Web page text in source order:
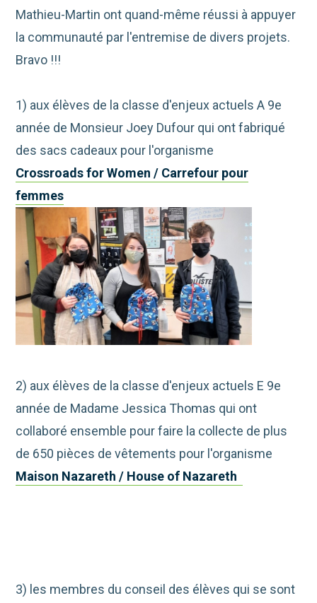
Mathieu-Martin ont quand-même réussi à appuyer
la communauté par l'entremise de divers projets.
Bravo !!!
1) aux élèves de la classe d'enjeux actuels A 9e
année de Monsieur Joey Dufour qui ont fabriqué
des sacs cadeaux pour l'organisme
Crossroads for Women / Carrefour pour
femmes
2) aux élèves de la classe d'enjeux actuels E 9e
année de Madame Jessica Thomas qui ont
collaboré ensemble pour faire la collecte de plus
de 650 pièces de vêtements pour l'organisme
Maison Nazareth / House of Nazareth
3) les membres du conseil des élèves qui se sont